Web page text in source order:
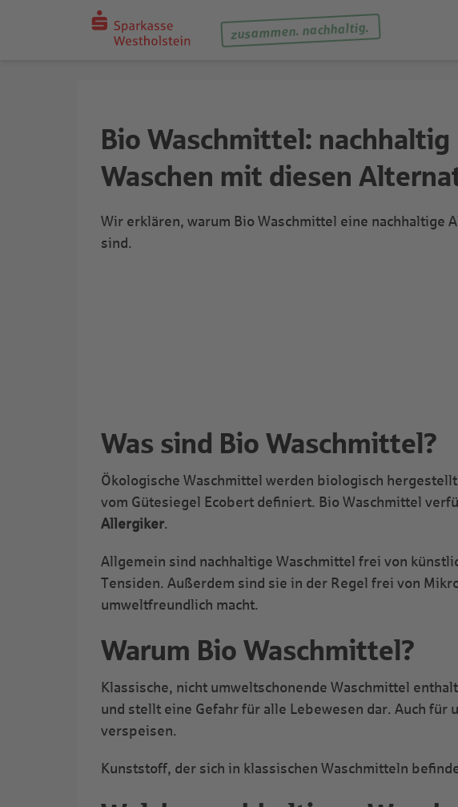
zusammen. nachhaltig.
Bio Waschmittel: nachhaltig
Waschen mit diesen
Wir erklären, warum Bio Waschmittel eine nachhaltige
sind.
Was sind Bio Waschmittel?
Ökologische Waschmittel werden biologisch
vom Gütesiegel Ecobert definiert. Bio Waschmittel
Allergiker.
Allgemein sind nachhaltige Waschmittel frei von
Tensiden. Außerdem sind sie in der Regel frei von
umweltfreundlich macht.
Warum Bio Waschmittel?
Klassische, nicht umweltschonende Waschmittel
und stellt eine Gefahr für alle Lebewesen dar. Auch
verspeisen.
Kunststoff, der sich in klassischen Waschmitteln